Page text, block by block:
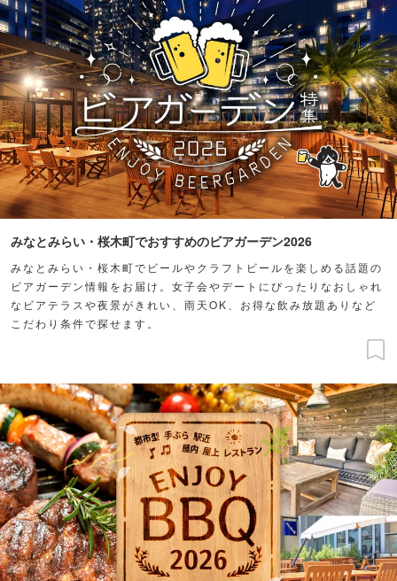
みなとみらい・桜木町でおすすめのビアガーデン2026
みなとみらい・桜木町でビールやクラフトビールを楽しめる話題の
ビアガーデン情報をお届け。女子会やデートにぴったりなおしゃれ
なビアテラスや夜景がきれい、雨天OK、お得な飲み放題ありなど
こだわり条件で探せます。